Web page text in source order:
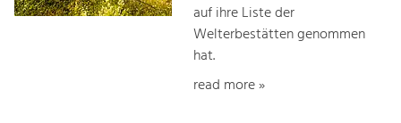
Climate Change, Public Transport and
auf ihre Liste der
Welterbestätten genommen
hat.
read more »